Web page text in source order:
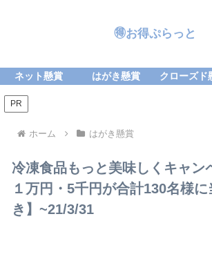
🉐お得ぷらっと
ネット懸賞 はがき懸賞 クローズド
PR
ホーム はがき懸賞
冷凍食品もっと美味しくキャン
１万円・5千円が合計130名様
き】~21/3/31